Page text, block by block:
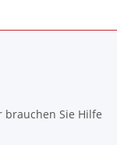
brauchen Sie Hilfe